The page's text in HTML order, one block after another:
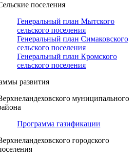
поселения
Генеральный план Мытского
сельского поселения
Генеральный план Симаковского
сельского поселения
Генеральный план Кромского
сельского поселения
развития
муниципального
Программа газификации
городского